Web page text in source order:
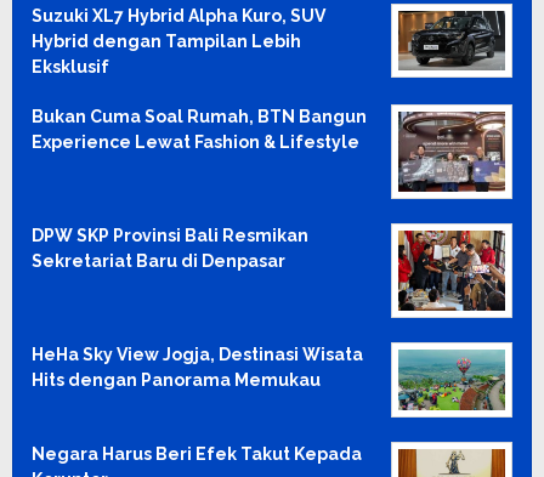
Suzuki XL7 Hybrid Alpha Kuro, SUV
Hybrid dengan Tampilan Lebih
Eksklusif
Bukan Cuma Soal Rumah, BTN Bangun
Experience Lewat Fashion & Lifestyle
DPW SKP Provinsi Bali Resmikan
Sekretariat Baru di Denpasar
HeHa Sky View Jogja, Destinasi Wisata
Hits dengan Panorama Memukau
Negara Harus Beri Efek Takut Kepada